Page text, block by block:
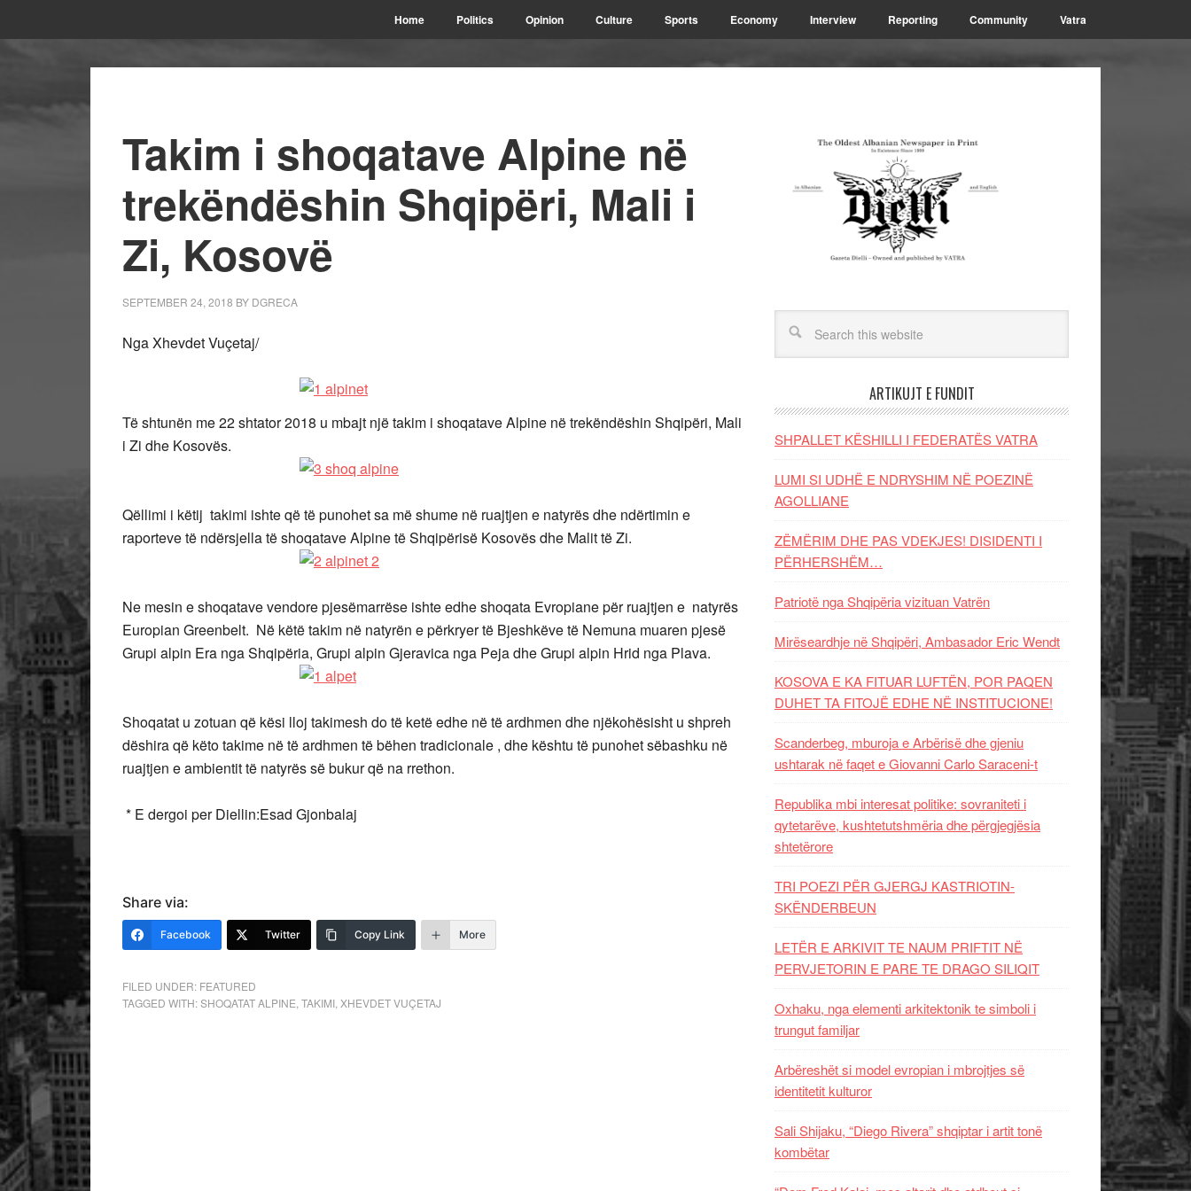
Home Politics Opinion Culture Sports Economy Interview Reporting Community Vatra
Takim i shoqatave Alpine në
trekëndëshin Shqipëri, Mali i
Zi, Kosovë
SEPTEMBER 24, 2018 BY DGRECA
Nga Xhevdet Vuçetaj/
Të shtunën me 22 shtator 2018 u mbajt një takim i shoqatave Alpine në trekëndëshin Shqipëri, Mali
i Zi dhe Kosovës.
Qëllimi i këtij takimi ishte që të punohet sa më shume në ruajtjen e natyrës dhe ndërtimin e
raporteve të ndërsjella të shoqatave Alpine të Shqipërisë Kosovës dhe Malit të Zi.
Ne mesin e shoqatave vendore pjesëmarrëse ishte edhe shoqata Evropiane për ruajtjen e natyrës
Europian Greenbelt. Në këtë takim në natyrën e përkryer të Bjeshkëve të Nemuna muaren pjesë
Grupi alpin Era nga Shqipëria, Grupi alpin Gjeravica nga Peja dhe Grupi alpin Hrid nga Plava.
Shoqatat u zotuan që kësi lloj takimesh do të ketë edhe në të ardhmen dhe njëkohësisht u shpreh
dëshira që këto takime në të ardhmen të bëhen tradicionale , dhe kështu të punohet sëbashku në
ruajtjen e ambientit të natyrës së bukur që na rrethon.
* E dergoi per Diellin:Esad Gjonbalaj
Share via:
Facebook Twitter Copy Link More
FILED UNDER: FEATURED
TAGGED WITH:SHOQATAT ALPINE TAKIMI XHEVDET VUÇETAJ
ARTIKUJT E FUNDIT
SHPALLET KËSHILLI I FEDERATËS VATRA
LUMI SI UDHË E NDRYSHIM NË POEZINË
AGOLLIANE
ZËMËRIM DHE PAS VDEKJES! DISIDENTI I
PËRHERSHËM…
Patriotë nga Shqipëria vizituan Vatrën
Mirëseardhje në Shqipëri, Ambasador Eric Wendt
KOSOVA E KA FITUAR LUFTËN, POR PAQEN
DUHET TA FITOJË EDHE NË INSTITUCIONE!
Scanderbeg, mburoja e Arbërisë dhe gjeniu
ushtarak në faqet e Giovanni Carlo Saraceni-t
Republika mbi interesat politike: sovraniteti i
qytetarëve, kushtetutshmëria dhe përgjegjësia
shtetërore
TRI POEZI PËR GJERGJ KASTRIOTIN-
SKËNDERBEUN
LETËR E ARKIVIT TE NAUM PRIFTIT NË
PERVJETORIN E PARE TE DRAGO SILIQIT
Oxhaku, nga elementi arkitektonik te simboli i
trungut familjar
Arbëreshët si model evropian i mbrojtjes së
identitetit kulturor
Sali Shijaku, “Diego Rivera” shqiptar i artit tonë
kombëtar